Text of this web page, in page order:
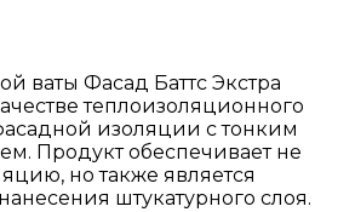
ваты Фасад Баттс Экстра
теплоизоляционного
изоляции с тонким
Продукт обеспечивает не
но также является
штукатурного слоя.